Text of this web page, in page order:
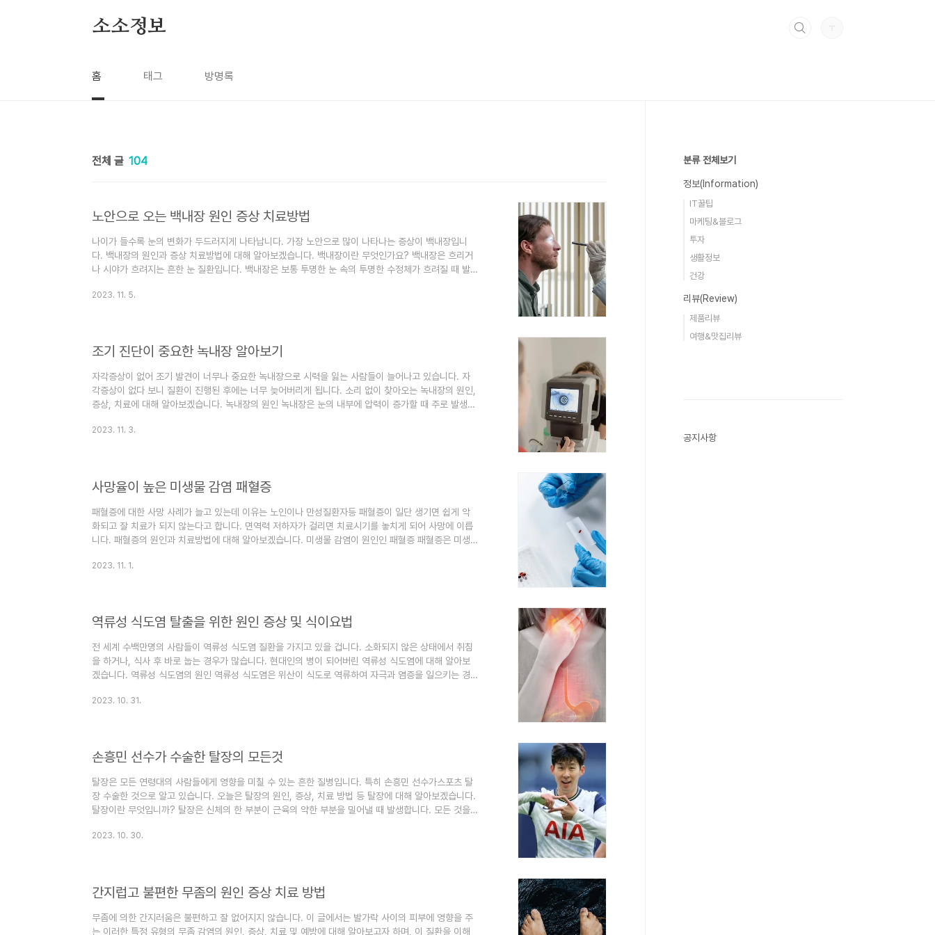
소소정보
홈 태그 방명록
전체 글 104
노안으로 오는 백내장 원인 증상 치료방법
나이가 들수록 눈의 변화가 두드러지게 나타납니다. 가장 노안으로 많이 나타나는 증상이 백내장입니
다. 백내장의 원인과 증상 치료방법에 대해 알아보겠습니다. 백내장이란 무엇인가요? 백내장은 흐리거
나 시야가 흐려지는 흔한 눈 질환입니다. 백내장은 보통 투명한 눈 속의 투명한 수정체가 흐려질 때 발
과 같은 특정한 질병에 의해서도 발생할 수 있습니다. 나이가 들수록 눈의 수정체에 있는 단백질들이 뭉
2023. 11. 5.
조기 진단이 중요한 녹내장 알아보기
자각증상이 없어 조기 발견이 너무나 중요한 녹내장으로 시력을 잃는 사람들이 늘어나고 있습니다. 자
각증상이 없다 보니 질환이 진행된 후에는 너무 늦어버리게 됩니다. 소리 없이 찾아오는 녹내장의 원인,
증상, 치료에 대해 알아보겠습니다. 녹내장의 원인 녹내장은 눈의 내부에 압력이 증가할 때 주로 발생하
유출된다고 생각해 보세요. 건강한 눈에서, 그 유체는 균형 잡힌 압력을 유지합니다. 그러나 녹내장에서
2023. 11. 3.
사망율이 높은 미생물 감염 패혈증
패혈증에 대한 사망 사례가 늘고 있는데 이유는 노인이나 만성질환자등 패혈증이 일단 생기면 쉽게 악
화되고 잘 치료가 되지 않는다고 합니다. 면역력 저하자가 걸리면 치료시기를 놓치게 되어 사망에 이릅
니다. 패혈증의 원인과 치료방법에 대해 알아보겠습니다. 미생물 감염이 원인인 패혈증 패혈증은 미생
계가 건강을 유지하기 위해 싸워 이겨냅니다. 그러나 패혈증에서는 몸의 반응이 무뎌져 몸 전체에 염증
2023. 11. 1.
역류성 식도염 탈출을 위한 원인 증상 및 식이요법
전 세계 수백만명의 사람들이 역류성 식도염 질환을 가지고 있을 겁니다. 소화되지 않은 상태에서 취침
을 하거나, 식사 후 바로 눕는 경우가 많습니다. 현대인의 병이 되어버린 역류성 식도염에 대해 알아보
겠습니다. 역류성 식도염의 원인 역류성 식도염은 위산이 식도로 역류하여 자극과 염증을 일으키는 경
동이 주요 원인입니다. LES가 제대로 닫히지 않거나 약해질 때 위산이 식도로 상방으로 이동하도록 하
2023. 10. 31.
손흥민 선수가 수술한 탈장의 모든것
탈장은 모든 연령대의 사람들에게 영향을 미칠 수 있는 흔한 질병입니다. 특히 손흥민 선수가스포츠 탈
장 수술한 것으로 알고 있습니다. 오늘은 탈장의 원인, 증상, 치료 방법 등 탈장에 대해 알아보겠습니다.
탈장이란 무엇입니까? 탈장은 신체의 한 부분이 근육의 약한 부분을 밀어낼 때 발생합니다. 모든 것을
약한 부분이 있을 수 있습니다. 그럴 때, 여러분의 장이나 지방 조직 같은 몸 안의 물체들이 그 구멍을
2023. 10. 30.
간지럽고 불편한 무좀의 원인 증상 치료 방법
무좀에 의한 간지러움은 불편하고 잘 없어지지 않습니다. 이 글에서는 발가락 사이의 피부에 영향을 주
는 이러한 특정 유형의 무좀 감염의 원인, 증상, 치료 및 예방에 대해 알아보고자 하며, 이 질환을 이해
분류 전체보기
정보(Information)
IT꿀팁
마케팅&블로그
투자
생활정보
건강
리뷰(Review)
제품리뷰
여행&맛집리뷰
공지사항